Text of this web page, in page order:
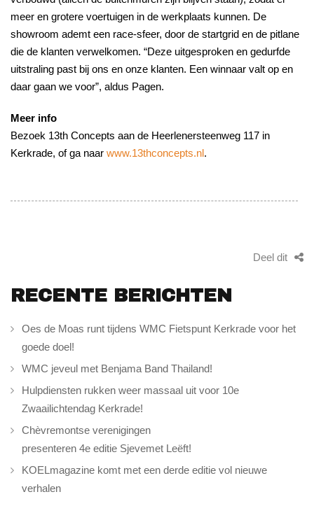
meer en grotere voertuigen in de werkplaats kunnen. De
showroom ademt een race-sfeer, door de startgrid en de pitlane
die de klanten verwelkomen. “Deze uitgesproken en gedurfde
uitstraling past bij ons en onze klanten. Een winnaar valt op en
daar gaan we voor”, aldus Pagen.
Meer info
Bezoek 13th Concepts aan de Heerlenersteenweg 117 in
Kerkrade, of ga naar www.13thconcepts.nl.
Deel dit
RECENTE BERICHTEN
Oes de Moas runt tijdens WMC Fietspunt Kerkrade voor het
goede doel!
WMC jeveul met Benjama Band Thailand!
Hulpdiensten rukken weer massaal uit voor 10e
Zwaailichtendag Kerkrade!
Chèvremontse verenigingen
presenteren 4e editie Sjevemet Leëft!
KOELmagazine komt met een derde editie vol nieuwe
verhalen